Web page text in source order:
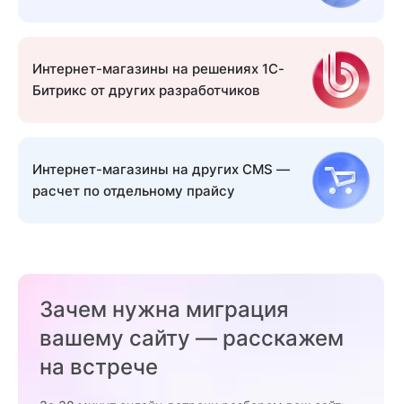
Интернет-магазины на решениях 1С-
Битрикс от других разработчиков
Интернет-магазины на других CMS —
расчет по отдельному прайсу
Зачем нужна миграция
вашему сайту — расскажем
на встрече